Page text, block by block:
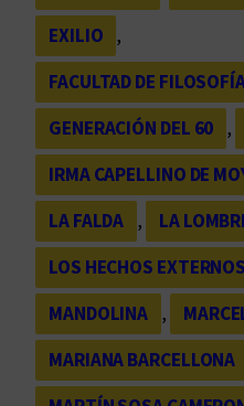
EXILIO
,
FACULTAD DE
GENERACIÓN DEL 60
,
IRMA CAPELLINO DE
LA FALDA
, LA
LOS HECHOS EXTERNOS
MANDOLINA
,
MARIANA BARCELLONA